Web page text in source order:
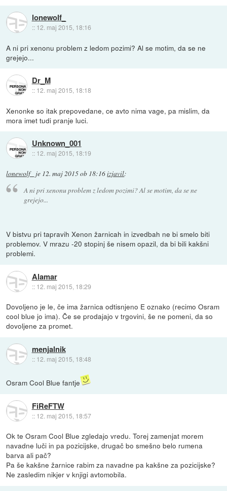
lonewolf_
:: 12. maj 2015, 18:16
A ni pri xenonu problem z ledom pozimi? Al se motim, da se ne
grejejo...
Dr_M
:: 12. maj 2015, 18:18
Xenonke so itak prepovedane, ce avto nima vage, pa mislim, da
mora imet tudi pranje luci.
Unknown_001
:: 12. maj 2015, 18:19
lonewolf_ je 12. maj 2015 ob 18:16izjavil:
A ni pri xenonu problem z ledom pozimi? Al se motim, da se ne
grejejo...
V bistvu pri tapravih Xenon žarnicah in izvedbah ne bi smelo biti
problemov. V mrazu -20 stopinj še nisem opazil, da bi bili kakšni
problemi.
Alamar
:: 12. maj 2015, 18:29
Dovoljeno je le, če ima žarnica odtisnjeno E oznako (recimo Osram
cool blue jo ima). Če se prodajajo v trgovini, še ne pomeni, da so
dovoljene za promet.
menjalnik
:: 12. maj 2015, 18:48
Osram Cool Blue fantje
FiReFTW
:: 12. maj 2015, 18:57
Ok te Osram Cool Blue zgledajo vredu. Torej zamenjat morem
navadne luči in pa pozicijske, drugač bo smešno belo rumena
barva ali pač?
Pa še kakšne žarnice rabim za navadne pa kakšne za pozicijske?
Ne zasledim nikjer v knjigi avtomobila.